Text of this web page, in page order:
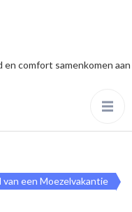
comfort samenkomen aan
een Moezelvakantie